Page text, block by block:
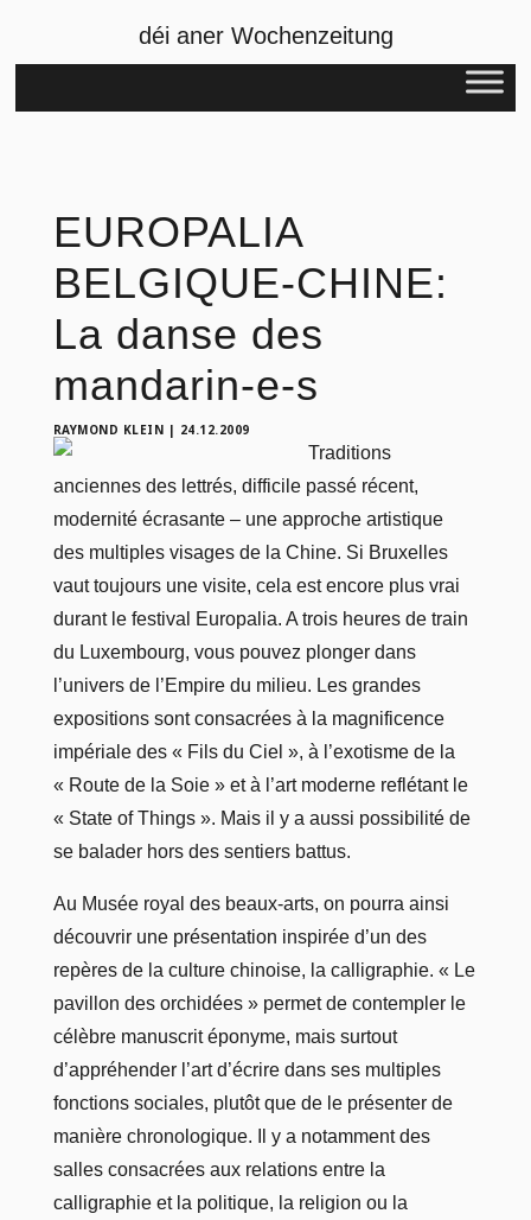
déi aner Wochenzeitung
EUROPALIA
BELGIQUE-CHINE:
La danse des
mandarin-e-s
RAYMOND KLEIN | 24.12.2009
Traditions
anciennes des lettrés, difficile passé récent,
modernité écrasante – une approche artistique
des multiples visages de la Chine. Si Bruxelles
vaut toujours une visite, cela est encore plus vrai
durant le festival Europalia. A trois heures de train
du Luxembourg, vous pouvez plonger dans
l’univers de l’Empire du milieu. Les grandes
expositions sont consacrées à la magnificence
impériale des « Fils du Ciel », à l’exotisme de la
« Route de la Soie » et à l’art moderne reflétant le
« State of Things ». Mais il y a aussi possibilité de
se balader hors des sentiers battus.
Au Musée royal des beaux-arts, on pourra ainsi
découvrir une présentation inspirée d’un des
repères de la culture chinoise, la calligraphie. « Le
pavillon des orchidées » permet de contempler le
célèbre manuscrit éponyme, mais surtout
d’appréhender l’art d’écrire dans ses multiples
fonctions sociales, plutôt que de le présenter de
manière chronologique. Il y a notamment des
salles consacrées aux relations entre la
calligraphie et la politique, la religion ou la